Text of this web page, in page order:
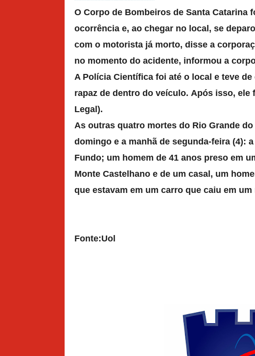
O Corpo de Bombeiros de Santa Catarina
ocorrência e, ao chegar no local, se
com o motorista já morto, disse a
no momento do acidente, informou a
A Polícia Científica foi até o local e teve
rapaz de dentro do veículo. Após isso, ele
Legal).
As outras quatro mortes do Rio Grande
domingo e a manhã de segunda-feira (4):
Fundo; um homem de 41 anos preso em
Monte Castelhano e de um casal, um
que estavam em um carro que caiu em
Fonte:Uol